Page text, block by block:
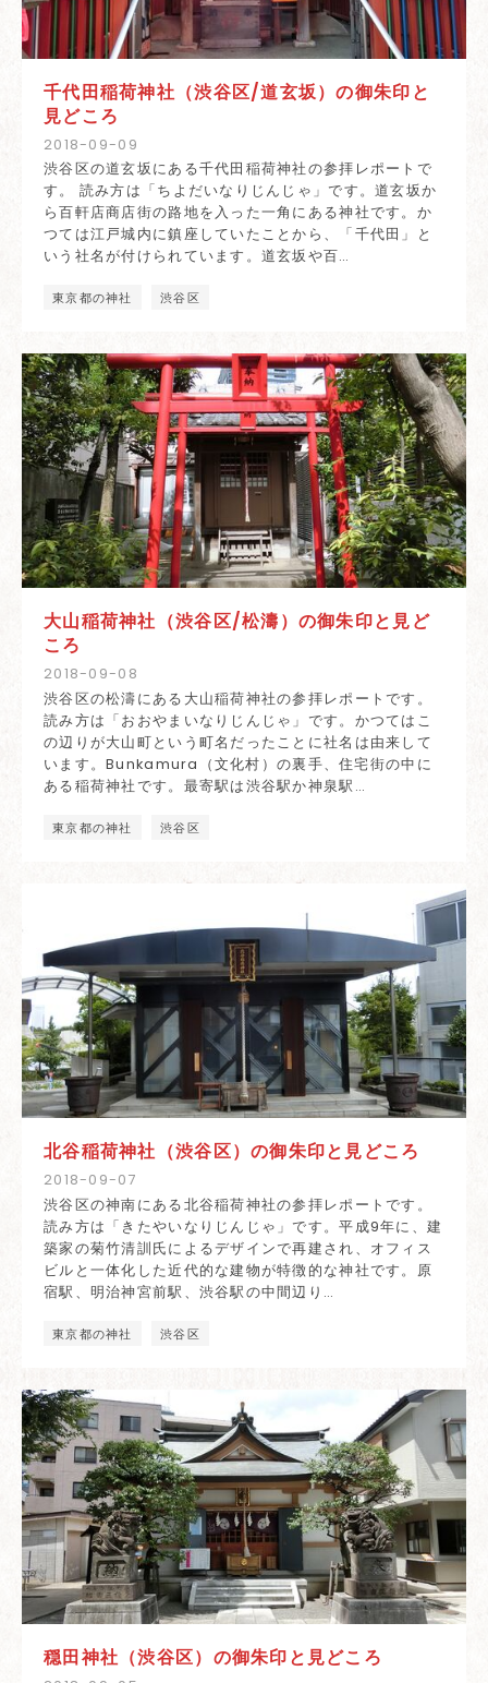
2018-09-09
千代田稲荷神社（渋谷区/道玄坂）の御朱印と
見どころ
東京都の神社 渋谷区
渋谷区の道玄坂にある千代田稲荷神社の参拝レポートで
す。 読み方は「ちよだいなりじんじゃ」です。道玄坂か
ら百軒店商店街の路地を入った一角にある神社です。か
つては江戸城内に鎮座していたことから、「千代田」と
いう社名が付けられています。道玄坂や百…
2018-09-08
大山稲荷神社（渋谷区/松濤）の御朱印と見ど
ころ
東京都の神社 渋谷区
渋谷区の松濤にある大山稲荷神社の参拝レポートです。
読み方は「おおやまいなりじんじゃ」です。かつてはこ
の辺りが大山町という町名だったことに社名は由来して
います。Bunkamura（文化村）の裏手、住宅街の中に
ある稲荷神社です。最寄駅は渋谷駅か神泉駅…
2018-09-07
北谷稲荷神社（渋谷区）の御朱印と見どころ
東京都の神社 渋谷区
渋谷区の神南にある北谷稲荷神社の参拝レポートです。
読み方は「きたやいなりじんじゃ」です。平成9年に、建
築家の菊竹清訓氏によるデザインで再建され、オフィス
ビルと一体化した近代的な建物が特徴的な神社です。原
宿駅、明治神宮前駅、渋谷駅の中間辺り…
穏田神社（渋谷区）の御朱印と見どころ